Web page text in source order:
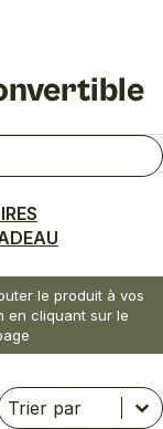
le produit à vos
en cliquant sur le
le contenu
Trier le contenu